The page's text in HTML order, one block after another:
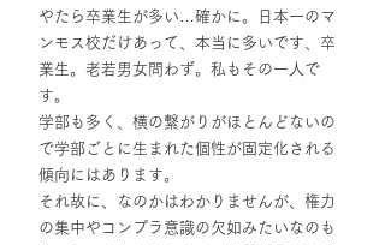
やたら卒業生が多い…確かに。日本一のマ
ンモス校だけあって、本当に多いです、卒
業生。老若男女問わず。私もその一人で
す。
学部も多く、横の繋がりがほとんどないの
で学部ごとに生まれた個性が固定化される
傾向にはあります。
それ故に、なのかはわかりませんが、権力
の集中やコンプラ意識の欠如みたいなのも